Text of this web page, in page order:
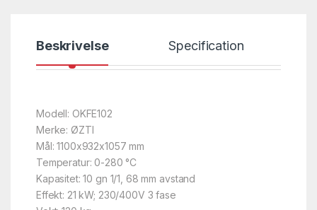
Beskrivelse Specification
Modell: OKFE102
Merke: ØZTI
Mål: 1100x932x1057 mm
Temperatur: 0-280 °C
Kapasitet: 10 gn 1/1, 68 mm avstand
Effekt: 21 kW; 230/400V 3 fase